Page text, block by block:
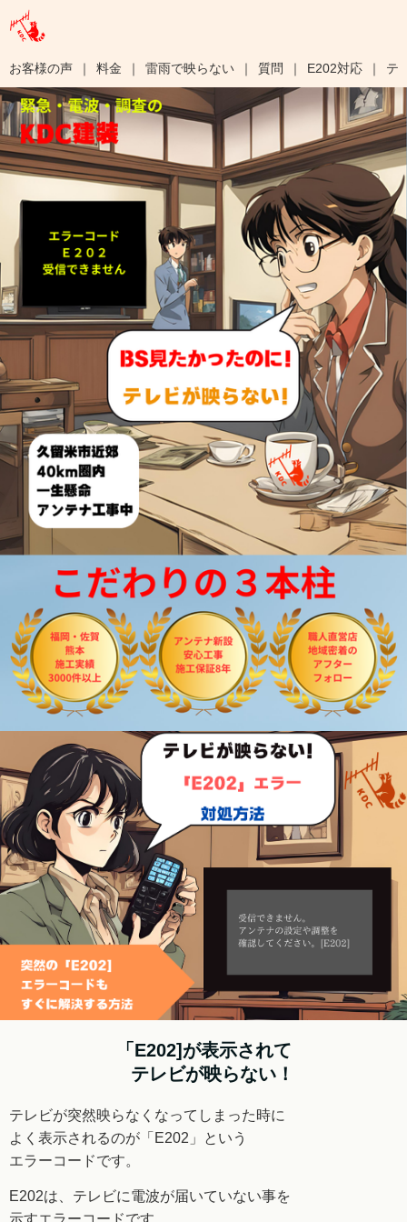
お客様の声 料金 雷雨で映らない 質問 E202対応 テ
「E202]が表示されて
テレビが映らない！
テレビが突然映らなくなってしまった時に
よく表示されるのが「E202」という
エラーコードです。
E202は、テレビに電波が届いていない事を
示すエラーコードです。